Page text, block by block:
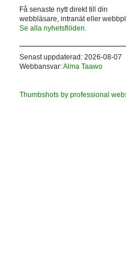
Få senaste nytt direkt till din
webbläsare, intranät eller
Se alla nyhetsflöden.
Senast uppdaterad: 2026-08-07
Webbansvar:Alma Taawo
Thumbshots by professional